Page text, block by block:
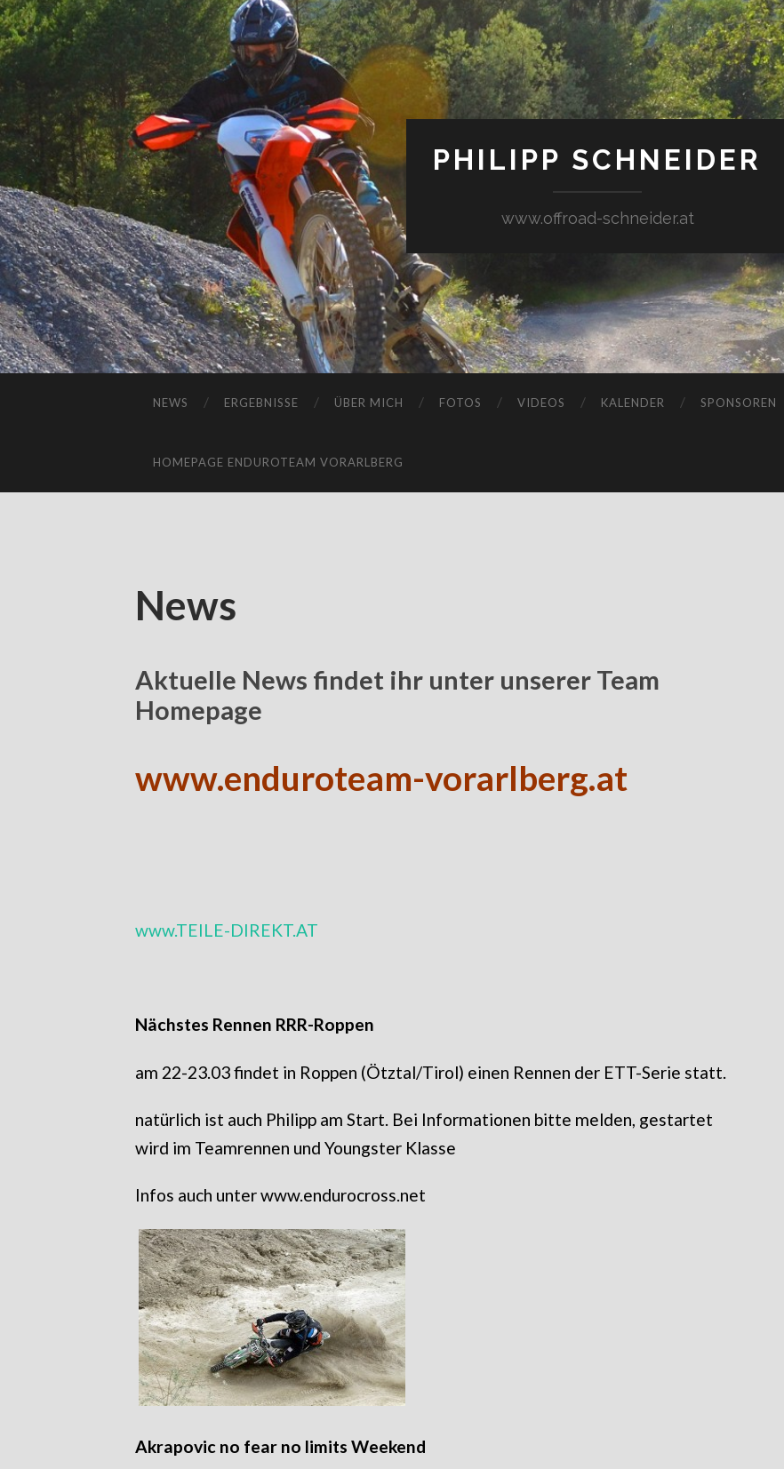
PHILIPP SCHNEIDER
www.offroad-schneider.at
NEWS ERGEBNISSE ÜBER MICH FOTOS VIDEOS KALENDER SPONSOREN
HOMEPAGE ENDUROTEAM VORARLBERG
News
Aktuelle News findet ihr unter unserer Team
Homepage
www.enduroteam-vorarlberg.at
www.TEILE-DIREKT.AT
Nächstes Rennen RRR-Roppen
am 22-23.03 findet in Roppen (Ötztal/Tirol) einen Rennen der ETT-Serie statt.
natürlich ist auch Philipp am Start. Bei Informationen bitte melden, gestartet
wird im Teamrennen und Youngster Klasse
Infos auch unterwww.endurocross.net
Akrapovic no fear no limits Weekend